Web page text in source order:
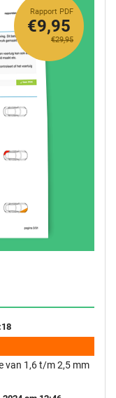
Rapport PDF
€29,95
€9,95
van 1,6 t/m 2,5 mm